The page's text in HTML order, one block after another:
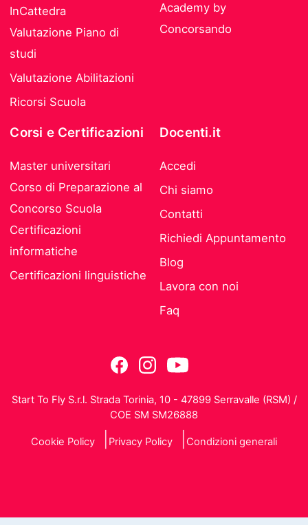
InCattedra
Valutazione Piano di
studi
Valutazione Abilitazioni
Ricorsi Scuola
Academy by
Concorsando
Corsi e Certificazioni
Master universitari
Corso di Preparazione al
Concorso Scuola
Certificazioni
informatiche
Certificazioni linguistiche
Docenti.it
Accedi
Chi siamo
Contatti
Richiedi Appuntamento
Blog
Lavora con noi
Faq
Start To Fly S.r.l. Strada Torinia, 10 - 47899 Serravalle (RSM) /
COE SM SM26888
Cookie Policy Privacy Policy Condizioni generali